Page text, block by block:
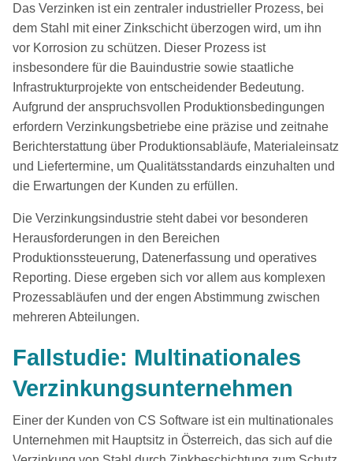
Das Verzinken ist ein zentraler industrieller Prozess, bei
dem Stahl mit einer Zinkschicht überzogen wird, um ihn
vor Korrosion zu schützen. Dieser Prozess ist
insbesondere für die Bauindustrie sowie staatliche
Infrastrukturprojekte von entscheidender Bedeutung.
Aufgrund der anspruchsvollen Produktionsbedingungen
erfordern Verzinkungsbetriebe eine präzise und zeitnahe
Berichterstattung über Produktionsabläufe, Materialeinsatz
und Liefertermine, um Qualitätsstandards einzuhalten und
die Erwartungen der Kunden zu erfüllen.
Die Verzinkungsindustrie steht dabei vor besonderen
Herausforderungen in den Bereichen
Produktionssteuerung, Datenerfassung und operatives
Reporting. Diese ergeben sich vor allem aus komplexen
Prozessabläufen und der engen Abstimmung zwischen
mehreren Abteilungen.
Fallstudie: Multinationales
Verzinkungsunternehmen
Einer der Kunden von CS Software ist ein multinationales
Unternehmen mit Hauptsitz in Österreich, das sich auf die